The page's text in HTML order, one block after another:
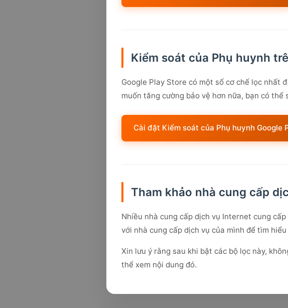
Kiểm soát của Phụ huynh
Google Play Store có một số cơ chế lọc nhất
muốn tăng cường bảo vệ hơn nữa, bạn có
Cài đặt Kiểm soát của Phụ huynh Google
Tham khảo nhà cung cấp
Nhiều nhà cung cấp dịch vụ Internet cung
với nhà cung cấp dịch vụ của mình để tìm
Xin lưu ý rằng sau khi bật các bộ lọc này,
thể xem nội dung đó.